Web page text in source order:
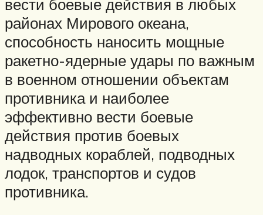
вести боевые действия в любых
районах Мирового океана,
способность наносить мощные
ракетно-ядерные удары по важным
в военном отношении объектам
противника и наиболее
эффективно вести боевые
действия против боевых
надводных кораблей, подводных
лодок, транспортов и судов
противника.